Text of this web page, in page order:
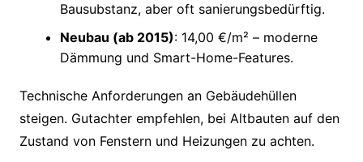
Bausubstanz, aber oft sanierungsbedürftig.
Neubau (ab 2015): 14,00 €/m² – moderne
Dämmung und Smart-Home-Features.
Technische Anforderungen an Gebäudehüllen
steigen. Gutachter empfehlen, bei Altbauten auf den
Zustand von Fenstern und Heizungen zu achten.